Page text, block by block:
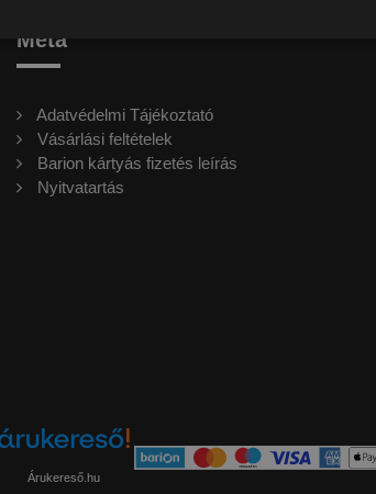
Meta
Adatvédelmi Tájékoztató
Vásárlási feltételek
Barion kártyás fizetés leírás
Nyitvatartás
Árukereső.hu